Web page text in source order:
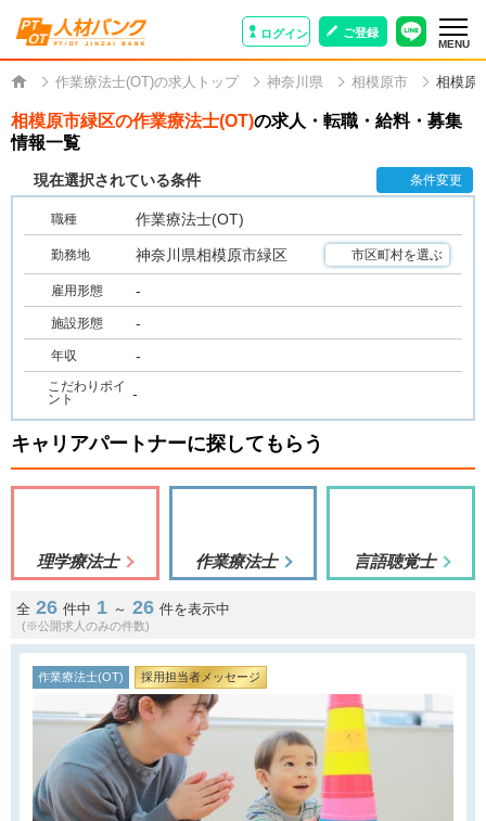
ログイン ご登録
MENU
作業療法士(OT)の求人トップ 神奈川県 相模原市 相模原
相模原市緑区の作業療法士(OT)の求人・転職・給料・募集
情報一覧
現在選択されている条件 条件変更
職種 作業療法士(OT)
勤務地 神奈川県相模原市緑区 市区町村を選ぶ
雇用形態 -
施設形態 -
年収 -
こだわりポイ
ント
-
キャリアパートナーに探してもらう
理学療法士 作業療法士 言語聴覚士
全 26 件中 1 ～ 26 件を表示中
(※公開求人のみの件数)
作業療法士(OT) 採用担当者メッセージ